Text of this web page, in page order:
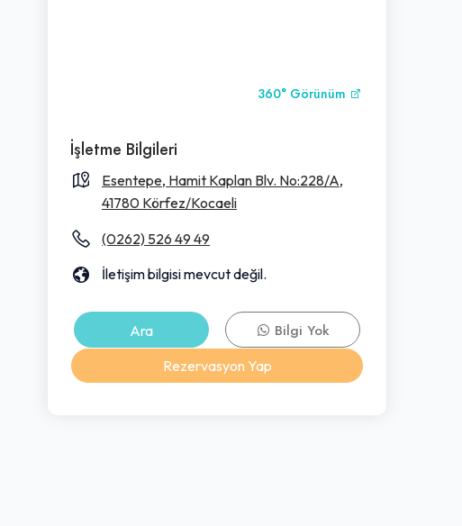
360° Görünüm
İşletme Bilgileri
Esentepe, Hamit Kaplan Blv. No:228/A,
41780 Körfez/Kocaeli
(0262) 526 49 49
İletişim bilgisi mevcut değil.
Ara
Bilgi Yok
Rezervasyon Yap